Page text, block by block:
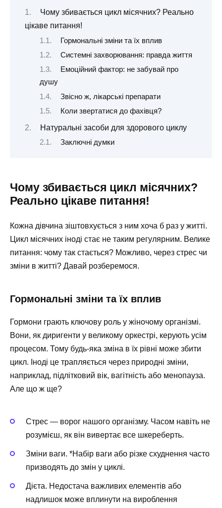
Чому збивається цикл місячних? Реально
цікаве питання!
Гормональні зміни та їх вплив
Системні захворювання: правда життя
Емоційний фактор: не забувай про
душу
Звісно ж, лікарські препарати
Коли звертатися до фахівця?
Натуральні засоби для здорового циклу
Заключні думки
Чому збивається цикл місячних?
Реально цікаве питання!
Кожна дівчина зіштовхується з ним хоча б раз у житті.
Цикл місячних іноді стає не таким регулярним. Велике
питання: чому так стається? Можливо, через стрес чи
зміни в житті? Давай розберемося.
Гормональні зміни та їх вплив
Гормони грають ключову роль у жіночому організмі.
Вони, як диригенти у великому оркестрі, керують усім
процесом. Тому будь-яка зміна в їх рівні може збити
цикл. Іноді це трапляється через природні зміни,
наприклад, підлітковий вік, вагітність або менопауза.
Але що ж ще?
Стрес — ворог нашого організму. Часом навіть не
розумієш, як він вивертає все шкереберть.
Зміни ваги. *Набір ваги або різке схуднення часто
призводять до змін у циклі.
Дієта. Недостача важливих елементів або
надлишок може вплинути на вироблення